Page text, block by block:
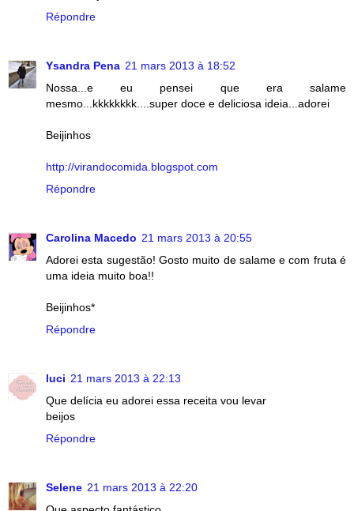
Répondre
Ysandra Pena 21 mars 2013 à 18:52
Nossa...e eu pensei que era salame
mesmo...kkkkkkkk....super doce e deliciosa ideia...adorei
Beijinhos
http://virandocomida.blogspot.com
Répondre
Carolina Macedo 21 mars 2013 à 20:55
Adorei esta sugestão! Gosto muito de salame e com fruta é
uma ideia muito boa!!
Beijinhos*
Répondre
luci 21 mars 2013 à 22:13
Que delícia eu adorei essa receita vou levar
beijos
Répondre
Selene 21 mars 2013 à 22:20